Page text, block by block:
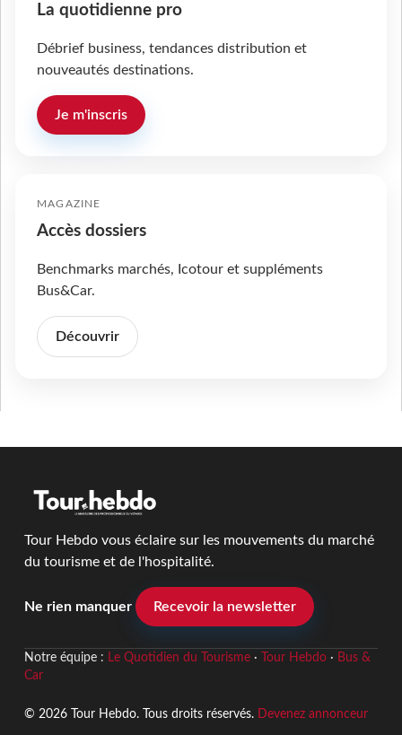
La quotidienne pro
Débrief business, tendances distribution et
nouveautés destinations.
Je m'inscris
MAGAZINE
Accès dossiers
Benchmarks marchés, Icotour et suppléments
Bus&Car.
Découvrir
Tour Hebdo vous éclaire sur les mouvements du marché
du tourisme et de l'hospitalité.
Ne rien manquer Recevoir la newsletter
Notre équipe : Le Quotidien du Tourisme· Tour Hebdo· Bus &
Car
© 2026 Tour Hebdo. Tous droits réservés. Devenez annonceur